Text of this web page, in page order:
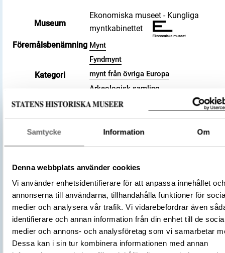
Samtycke Information Om
Denna webbplats använder cookies
Vi använder enhetsidentifierare för att anpassa innehållet och
annonserna till användarna, tillhandahålla funktioner för
medier och analysera vår trafik. Vi vidarebefordrar även
identifierare och annan information från din enhet till de
medier och annons- och analysföretag som vi samarbetar
Dessa kan i sin tur kombinera informationen med annan
Museum
Ekonomiska museet - Kungliga
myntkabinettet
Föremålsbenämning Mynt
Kategori
Fyndmynt
mynt från övriga Europa
Arkeologisk samling
Valör
pfennig
Storlek
Vikt 0.69 g
Antal
Tysk-romerska riket
Köln
Tillverkare
Pilgrim von Köln(Myntherre)
Konrad II
(Myntherre)
Föremålsnummer
3008460
Andra nummer
Undernummer: 245